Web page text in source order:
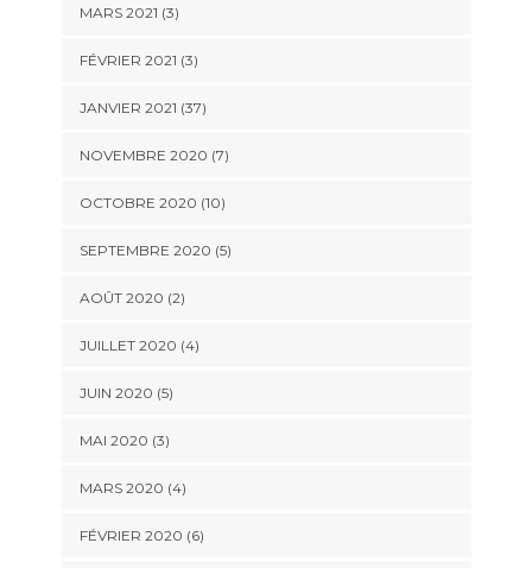
MARS 2021 (3)
FÉVRIER 2021 (3)
JANVIER 2021 (37)
NOVEMBRE 2020 (7)
OCTOBRE 2020 (10)
SEPTEMBRE 2020 (5)
AOÛT 2020 (2)
JUILLET 2020 (4)
JUIN 2020 (5)
MAI 2020 (3)
MARS 2020 (4)
FÉVRIER 2020 (6)